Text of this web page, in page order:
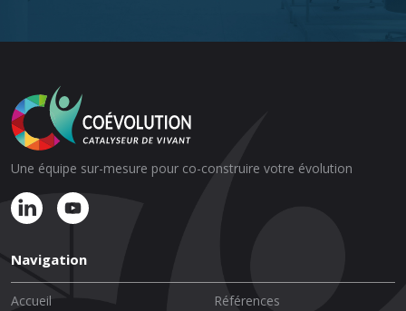
Une équipe sur-mesure pour co-construire votre évolution
Navigation
Accueil
Références